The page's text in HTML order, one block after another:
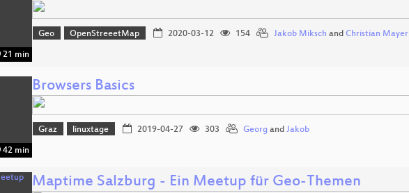
21 min
Geo OpenStreeetMap 2020-03-12 154 Jakob Miksch and Christian Mayer
42 min
Browsers Basics
Graz linuxtage 2019-04-27 303 Georgand Jakob
Maptime Salzburg - Ein Meetup für Geo-Themen